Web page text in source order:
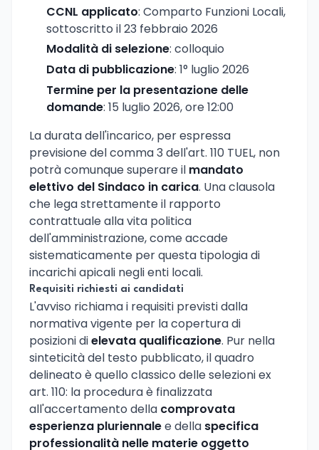
CCNL applicato: Comparto Funzioni Locali,
sottoscritto il 23 febbraio 2026
Modalità di selezione: colloquio
Data di pubblicazione: 1° luglio 2026
Termine per la presentazione delle
domande: 15 luglio 2026, ore 12:00
La durata dell'incarico, per espressa
previsione del comma 3 dell'art. 110 TUEL, non
potrà comunque superare il mandato
elettivo del Sindaco in carica. Una clausola
che lega strettamente il rapporto
contrattuale alla vita politica
dell'amministrazione, come accade
sistematicamente per questa tipologia di
incarichi apicali negli enti locali.
Requisiti richiesti ai candidati
L'avviso richiama i requisiti previsti dalla
normativa vigente per la copertura di
posizioni dielevata qualificazione. Pur nella
sinteticità del testo pubblicato, il quadro
delineato è quello classico delle selezioni ex
art. 110: la procedura è finalizzata
all'accertamento della comprovata
esperienza pluriennalee della specifica
professionalità nelle materie oggetto